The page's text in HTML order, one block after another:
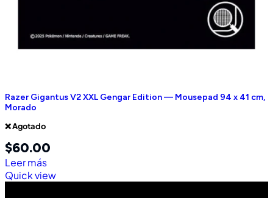
Razer Gigantus V2 XXL Gengar Edition — Mousepad 94 x 41 cm,
Morado
❌ Agotado
$60.00
Leer más
Quick view